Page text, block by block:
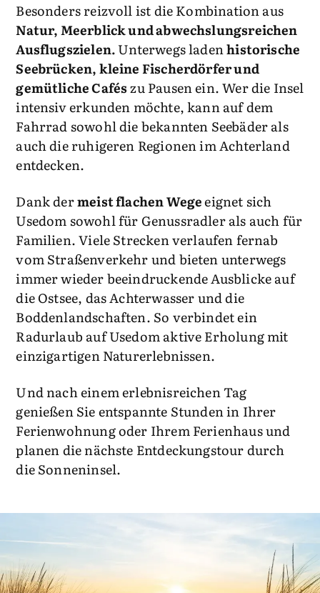
Besonders reizvoll ist die Kombination aus
Natur, Meerblick und abwechslungsreichen
Ausflugszielen.Unterwegs ladenhistorische
Seebrücken, kleine Fischerdörfer und
gemütliche Cafészu Pausen ein. Wer die Insel
intensiv erkunden möchte, kann auf dem
Fahrrad sowohl die bekannten Seebäder als
auch die ruhigeren Regionen im Achterland
entdecken.
Dank dermeist flachen Wegeeignet sich
Usedom sowohl für Genussradler als auch für
Familien. Viele Strecken verlaufen fernab
vom Straßenverkehr und bieten unterwegs
immer wieder beeindruckende Ausblicke auf
die Ostsee, das Achterwasser und die
Boddenlandschaften. So verbindet ein
Radurlaub auf Usedom aktive Erholung mit
einzigartigen Naturerlebnissen.
Und nach einem erlebnisreichen Tag
genießen Sie entspannte Stunden in Ihrer
Ferienwohnung oder Ihrem Ferienhaus und
planen die nächste Entdeckungstour durch
die Sonneninsel.